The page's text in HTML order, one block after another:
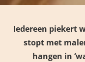
Iedereen piekert
stopt met
hangen in